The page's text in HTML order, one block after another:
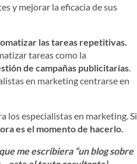
y mejorar la eficacia de sus
las tareas repetitivas.
tareas como la
de campañas publicitarias.
en marketing centrarse en
los especialistas en marketing. Si
es el momento de hacerlo.
me escribiera “un blog sobre